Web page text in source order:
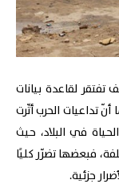
لقاعدة بيانات
تداعيات الحرب أثّرت
في البلاد، حيث
فبعضها تضرّر كليًا
جزئية.